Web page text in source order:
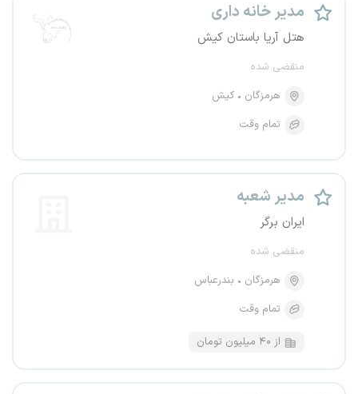
مدیر خانه داری
هتل آریا باستان کیش
منقضی شده
هرمزگان
کیش
تمام وقت
مدیر شعبه
ایران برگر
منقضی شده
هرمزگان
بندرعباس
تمام وقت
از ۴۰ میلیون تومان